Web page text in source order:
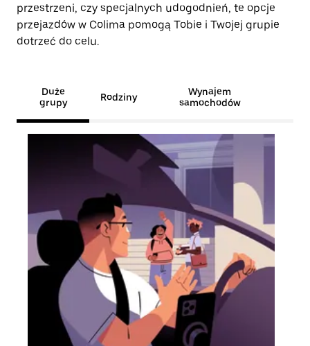
przestrzeni, czy specjalnych udogodnień, te opcje
przejazdów w Colima pomogą Tobie i Twojej grupie
dotrzeć do celu.
Duże
grupy
Rodziny
Wynajem
samochodów